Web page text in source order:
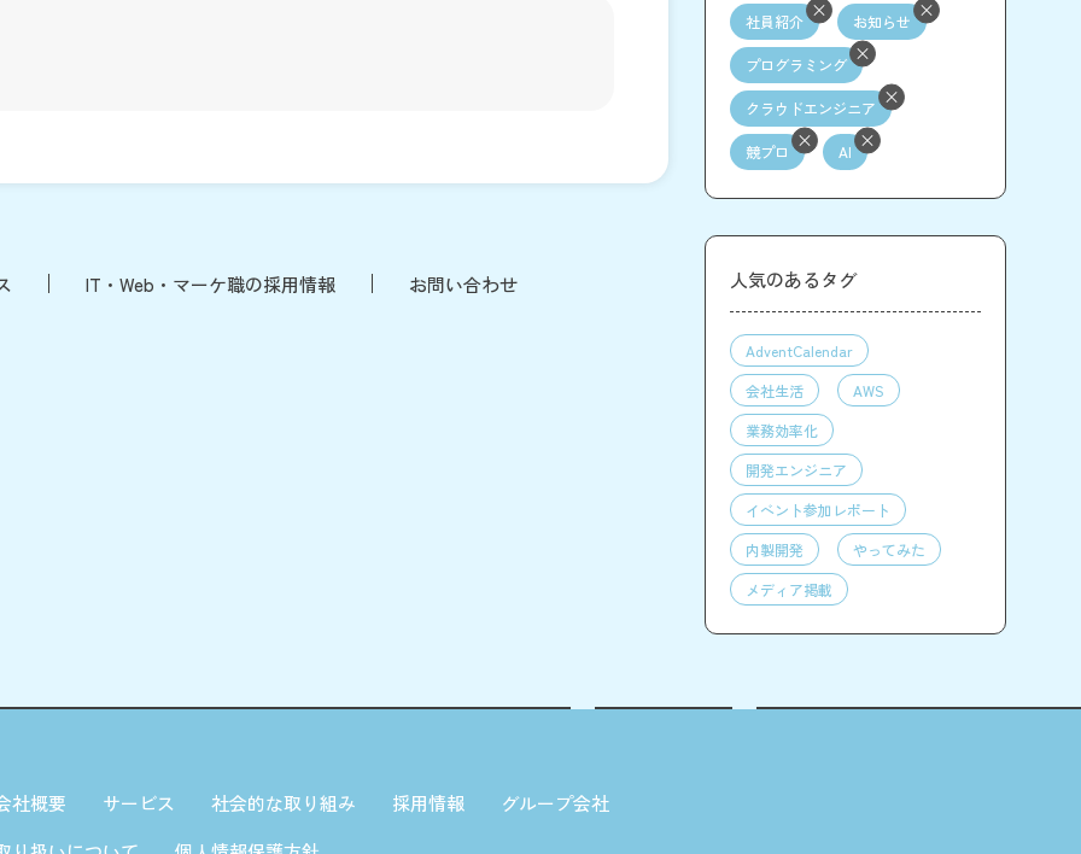
IT・Web・マーケ職の採用情報 お問い合わせ
社員紹介 お知らせ
プログラミング
クラウドエンジニア
競プロ AI
人気のあるタグ
AdventCalendar
会社生活
AWS
業務効率化
開発エンジニア
イベント参加レポート
内製開発
やってみた
メディア掲載
社概要 サービス 社会的な取り組み 採用情報
グループ会社